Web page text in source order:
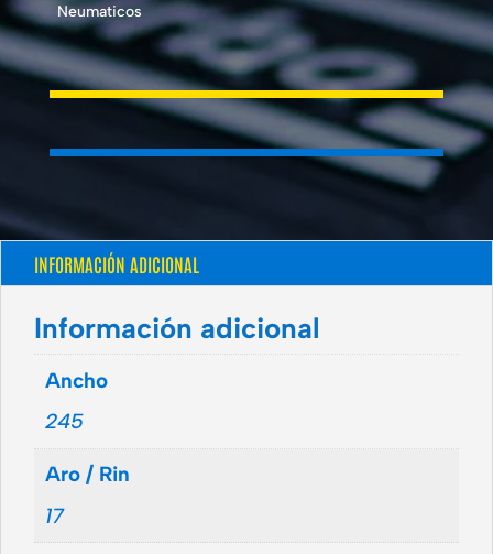
Neumaticos
INFORMACIÓN ADICIONAL
Información adicional
Ancho
245
Aro / Rin
17